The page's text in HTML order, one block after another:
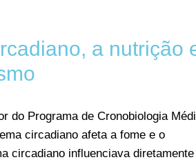
a nutrição
do Programa de Cronobiologia
circadiano afeta a fome e o
circadiano influenciava